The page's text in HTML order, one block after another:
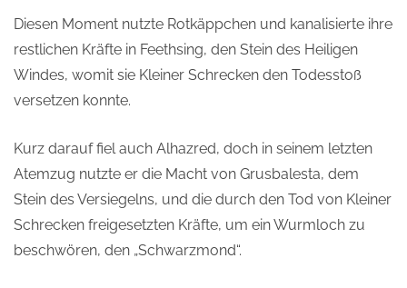
Diesen Moment nutzte Rotkäppchen und kanalisierte ihre
restlichen Kräfte in Feethsing, den Stein des Heiligen
Windes, womit sie Kleiner Schrecken den Todesstoß
versetzen konnte.
Kurz darauf fiel auch Alhazred, doch in seinem letzten
Atemzug nutzte er die Macht von Grusbalesta, dem
Stein des Versiegelns, und die durch den Tod von Kleiner
Schrecken freigesetzten Kräfte, um ein Wurmloch zu
beschwören, den „Schwarzmond“.